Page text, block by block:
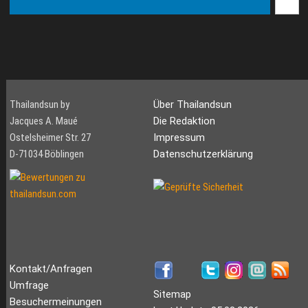
Thailandsun by
Jacques A. Maué
Ostelsheimer Str. 27
D-71034 Böblingen
Über Thailandsun
Die Redaktion
Impressum
Datenschutzerklärung
Kontakt/Anfragen
Umfrage
Besuchermeinungen
Sitemap